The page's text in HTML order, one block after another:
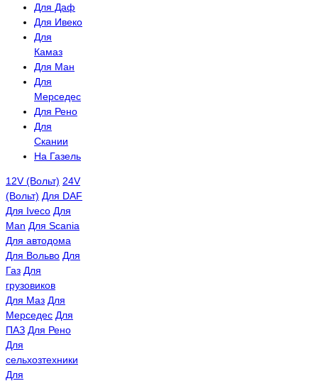
Для Даф
Для Ивеко
Для
Камаз
Для Ман
Для
Мерседес
Для Рено
Для
Скании
На Газель
12V (Вольт) 24V
(Вольт) Для DAF
Для Iveco Для
Man Для Scania
Для автодома
Для Вольво Для
Газ Для
грузовиков
Для Маз Для
Мерседес Для
ПАЗ Для Рено
Для
сельхозтехники
Для